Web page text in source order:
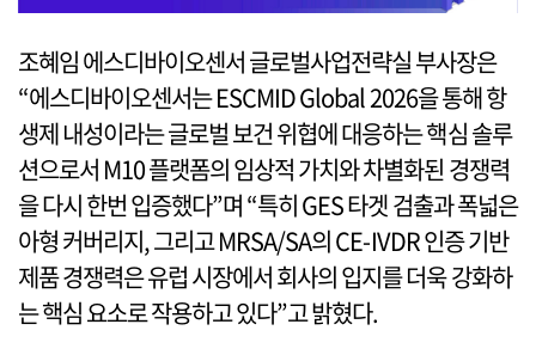
조혜임 에스디바이오센서 글로벌사업전략실 부사장은
“에스디바이오센서는 ESCMID Global 2026을 통해 항
생제 내성이라는 글로벌 보건 위협에 대응하는 핵심 솔루
션으로서 M10 플랫폼의 임상적 가치와 차별화된 경쟁력
을 다시 한번 입증했다”며 “특히 GES 타겟 검출과 폭넓은
아형 커버리지, 그리고 MRSA/SA의 CE-IVDR 인증 기반
제품 경쟁력은 유럽 시장에서 회사의 입지를 더욱 강화하
는 핵심 요소로 작용하고 있다”고 밝혔다.